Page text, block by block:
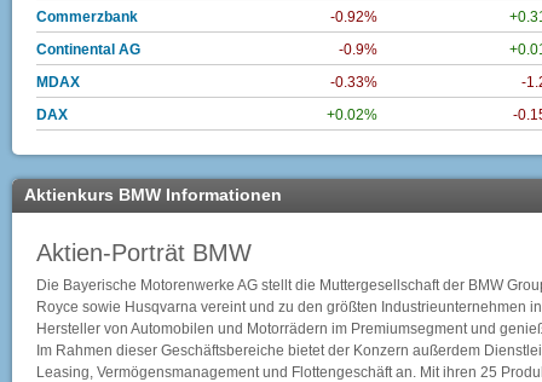
Commerzbank
-0.92%
Continental AG
-0.9%
MDAX
-0.33%
-
DAX
+0.02% -
Aktienkurs BMW Informationen
Aktien-Porträt BMW
Die Bayerische Motorenwerke AG stellt die Muttergesellschaft der BMW
Royce sowie Husqvarna vereint und zu den größten Industrieunternehmen
Hersteller von Automobilen und Motorrädern im Premiumsegment und
Im Rahmen dieser Geschäftsbereiche bietet der Konzern außerdem
Leasing, Vermögensmanagement und Flottengeschäft an. Mit ihren 25